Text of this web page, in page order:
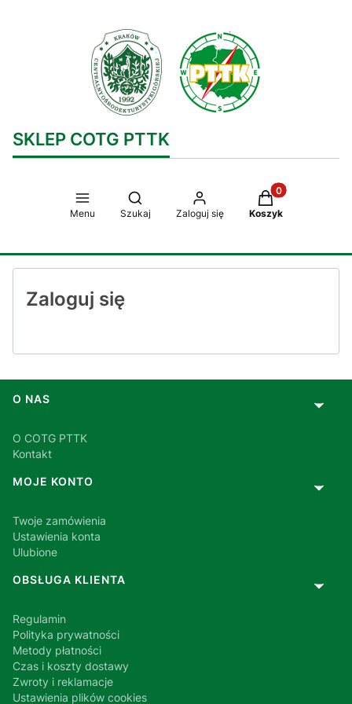
SKLEP COTG PTTK
Menu
Otwórz wyszukiwarkę
Szukaj Zaloguj się
Produkty w
Koszyk
Zaloguj się
Linki w stopce
O NAS
O COTG PTTK
Kontakt
MOJE KONTO
Twoje zamówienia
Ustawienia konta
Ulubione
OBSŁUGA KLIENTA
Regulamin
Polityka prywatności
Metody płatności
Czas i koszty dostawy
Zwroty i reklamacje
Ustawienia plików cookies